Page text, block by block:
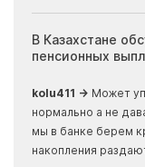
В Казахстане
пенсионных
kolu411 → Может
нормально а не
мы в банке берем
накопления